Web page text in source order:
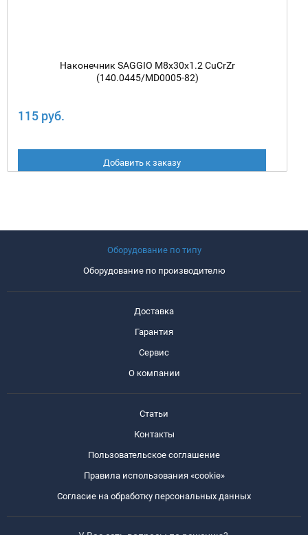
Наконечник SAGGIO M8х30х1.2 CuCrZr
(140.0445/MD0005-82)
115 руб.
Добавить к заказу
Оборудование по типу
Оборудование по производителю
Доставка
Гарантия
Сервис
О компании
Статьи
Контакты
Пользовательское соглашение
Правила использования «cookie»
Согласие на обработку персональных данных